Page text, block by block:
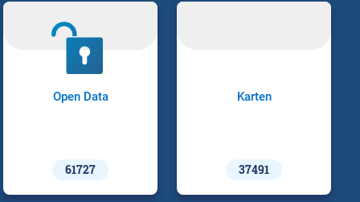
Open Data
61727
Karten
37491